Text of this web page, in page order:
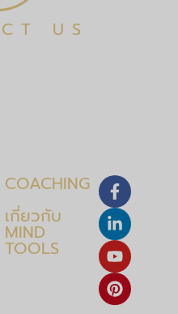
US
COACHING
เกี่ยวกับ
MIND
TOOLS